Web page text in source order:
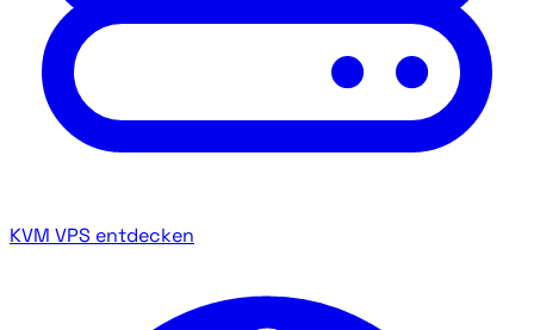
KVM VPS entdecken